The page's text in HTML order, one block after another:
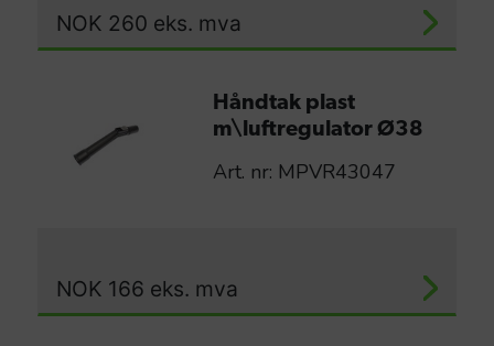
NOK 260 eks. mva
Håndtak plast
m\luftregulator Ø38
Art. nr: MPVR43047
NOK 166 eks. mva